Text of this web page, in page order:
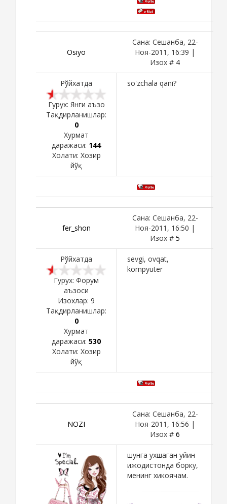
Osiyo
Сана: Сешанба, 22-
Ноя-2011, 16:39 |
Изох # 4
Рўйхатда
Гурух: Янги аъзо
Тақдирланишлар:
0
Хурмат
даражаси: 144
Холати: Хозир
йўқ
so'zchala qani?
fer_shon
Сана: Сешанба, 22-
Ноя-2011, 16:50 |
Изох # 5
Рўйхатда
Гурух: Форум
аъзоси
Изохлар: 9
Тақдирланишлар:
0
Хурмат
даражаси: 530
Холати: Хозир
йўқ
sevgi, ovqat,
kompyuter
NOZI
Сана: Сешанба, 22-
Ноя-2011, 16:56 |
Изох # 6
шунга ухшаган уйин
ижодистонда борку,
менинг хикоячам.